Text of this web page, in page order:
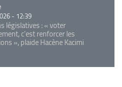
- 12:39
législatives : « voter
c'est renforcer les
», plaide Hacène Kacimi